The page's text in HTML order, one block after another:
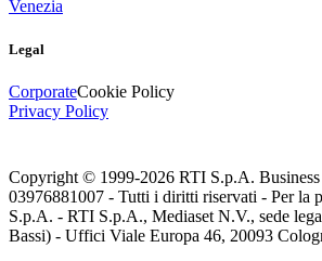
Venezia
Legal
CorporateCookie Policy
Privacy Policy
Copyright © 1999-2026 RTI S.p.A.
03976881007 - Tutti i diritti riservati - Per la
S.p.A. - RTI S.p.A., Mediaset N.V., sede
Bassi) - Uffici Viale Europa 46, 20093